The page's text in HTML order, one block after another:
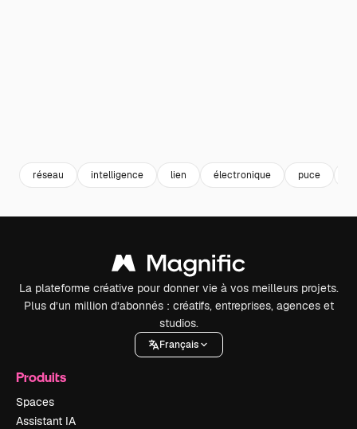
réseau intelligence lien électronique puce
La plateforme créative pour donner vie à vos meilleurs projets.
Plus d’un million d’abonnés : créatifs, entreprises, agences et
studios.
Français
Produits
Spaces
Assistant IA